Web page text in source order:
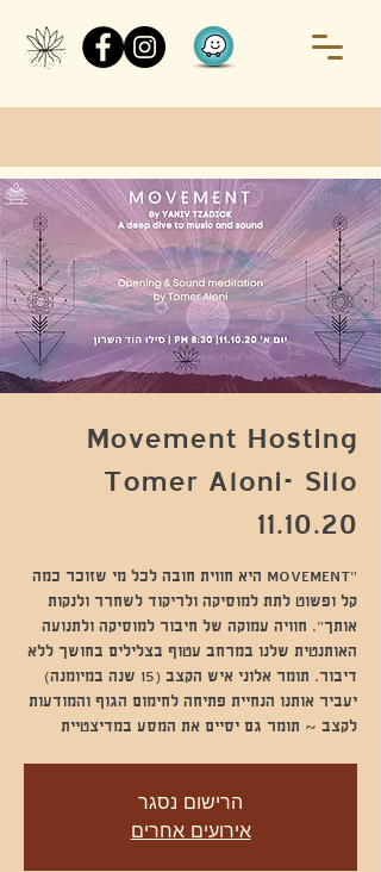
Movement Hosting
Tomer Aloni- Silo
11.10.20
"MOVEMENT היא חווית חובה לכל מי שזוכר כמה
קל ופשוט לתת למוסיקה ולריקוד לשחרר ולנקות
אותך". חוויה עמוקה של חיבור למוסיקה ולתנועה
האותנטית שלנו במרחב עטוף בצלילים בחושך ללא
דיבור. תומר אלוני איש הקצב (15 שנה במיומנה)
יעביר אותנו הנחיית פתיחה לחימום הגוף והמודעות
לקצב ~ תומר גם יסיים את המסע במדיצטיית
הרישום נסגר
אירועים אחרים